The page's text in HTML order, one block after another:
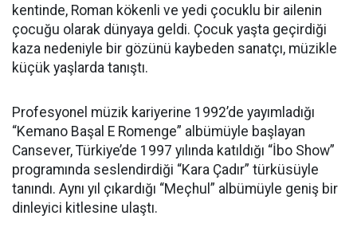
kentinde, Roman kökenli ve yedi çocuklu bir ailenin
çocuğu olarak dünyaya geldi. Çocuk yaşta geçirdiği
kaza nedeniyle bir gözünü kaybeden sanatçı, müzikle
küçük yaşlarda tanıştı.
Profesyonel müzik kariyerine 1992’de yayımladığı
“Kemano Başal E Romenge” albümüyle başlayan
Cansever, Türkiye’de 1997 yılında katıldığı “İbo Show”
programında seslendirdiği “Kara Çadır” türküsüyle
tanındı. Aynı yıl çıkardığı “Meçhul” albümüyle geniş bir
dinleyici kitlesine ulaştı.